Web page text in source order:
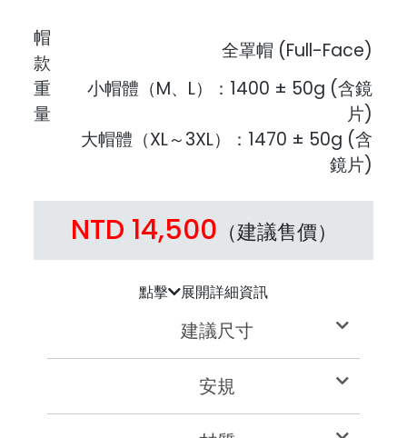
帽
款
全罩帽 (Full-Face)
重
量
小帽體（M、L）：1400 ± 50g (含鏡
片)
大帽體（XL～3XL）：1470 ± 50g (含
鏡片)
NTD 14,500 （建議售價）
點擊 展開詳細資訊
建議尺寸
安規